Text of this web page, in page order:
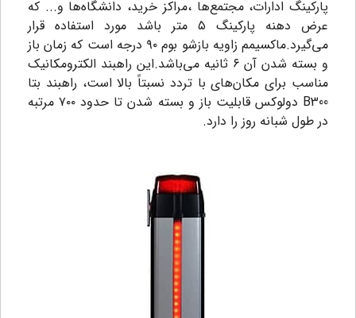
پارکینگ ادارات، مجتمع‌ها ،مراکز خرید، دانشگاه‌ها و... که
عرض دهنه پارکینگ ۵ متر باشد مورد استفاده قرار
می‌گیرد.
ماکسیمم زاویه بازشو بوم ۹۰ درجه است که زمان باز
و بسته شدن آن ۶ ثانیه می‌باشد.این راهبند الکترومکانیک
مناسب برای مکان‌های با تردد نسبتاً بالا است، راهبند بتا
B300
دولوکس قابلیت باز و بسته شدن تا حدود ۷۰۰ مرتبه
در طول شبانه روز را دارد.